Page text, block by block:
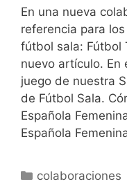
En una nueva
referencia para
fútbol sala: Fútbol
nuevo artículo. En
juego de nuestra
de Fútbol Sala.
Española
Española
Categorías
colaboraciones